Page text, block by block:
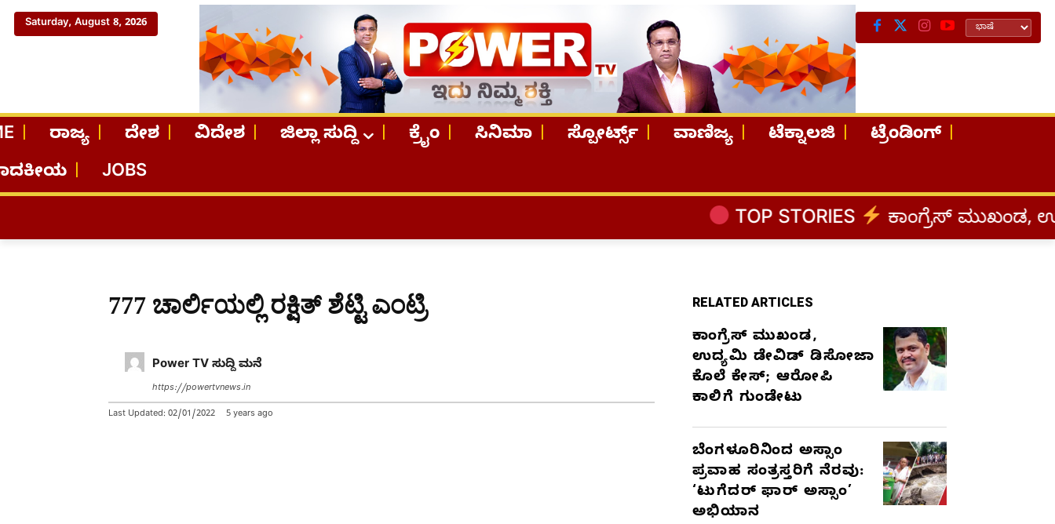
Saturday, August 8, 2026
ರಾಜ್ಯ ದೇಶ ವಿದೇಶ ಜಿಲ್ಲಾ ಸುದ್ದಿ ಕ್ರೈಂ ಸಿನಿಮಾ ಸ್ಪೋರ್ಟ್ಸ್ ವಾಣಿಜ್ಯ ಟೆಕ್ನಾಲಜಿ
ಟ್ರೆಂಡಿಂಗ್
JOBS
TOP STORIES ಕಾಂಗ್ರೆಸ್‌ ಮುಖಂಡ, ಉದ್ಯಮಿ ಡೇವಿಡ್‌
777 ಚಾರ್ಲಿಯಲ್ಲಿ ರಕ್ಷಿತ್ ಶೆಟ್ಟಿ ಎಂಟ್ರಿ
Power TV ಸುದ್ದಿ ಮನೆ
https://powertvnews.in
Last Updated: 02/01/2022 5 years ago
RELATED ARTICLES
ಕಾಂಗ್ರೆಸ್‌ ಮುಖಂಡ,
ಉದ್ಯಮಿ ಡೇವಿಡ್‌ ಡಿಸೋಜಾ
ಕೊಲೆ ಕೇಸ್;‌ ಆರೋಪಿ
ಕಾಲಿಗೆ ಗುಂಡೇಟು
ಬೆಂಗಳೂರಿನಿಂದ ಅಸ್ಸಾಂ
ಪ್ರವಾಹ ಸಂತ್ರಸ್ತರಿಗೆ ನೆರವು:
‘ಟುಗೆದರ್ ಫಾರ್ ಅಸ್ಸಾಂ’
ಅಭಿಯಾನ